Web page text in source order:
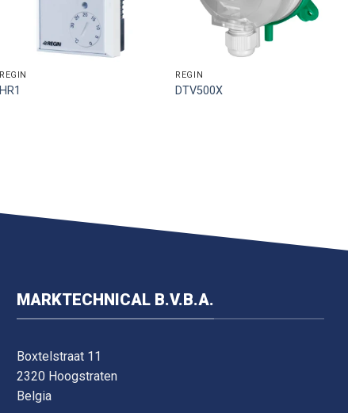
REGIN
HR1
REGIN
DTV500X
MARKTECHNICAL B.V.B.A.
Boxtelstraat 11
2320 Hoogstraten
Belgia